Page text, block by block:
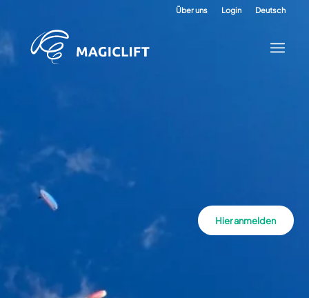
Über uns Login Deutsch
Hier anmelden